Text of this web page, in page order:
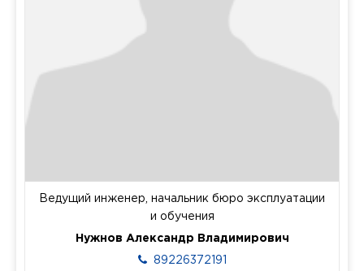
Ведущий инженер, начальник бюро эксплуатации
и обучения
Нужнов Александр Владимирович
89226372191